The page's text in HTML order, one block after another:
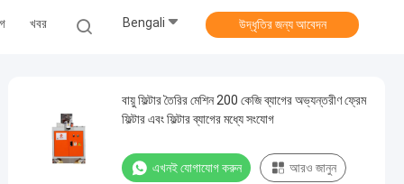
খবর Bengali উদ্ধৃতির জন্য আবেদন
বায়ু ফিল্টার তৈরির মেশিন 200 কেজি ব্যাগের অভ্যন্তরীণ ফ্রেম
ফিল্টার এবং ফিল্টার ব্যাগের মধ্যে সংযোগ
এখনই যোগাযোগ করুন আরও জানুন